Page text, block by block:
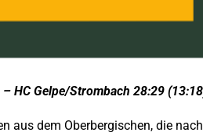
HC Gelpe/Strombach 28:29
aus dem Oberbergischen, die